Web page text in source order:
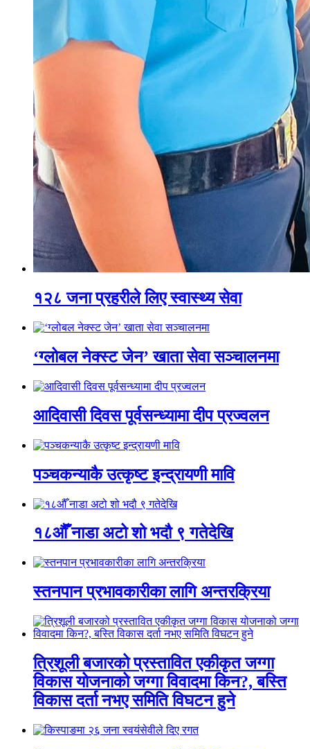
१२८ जना प्रहरीले लिए स्वास्थ्य सेवा
‘ग्लोबल नेक्स्ट जेन’ खाता सेवा सञ्चालनमा
आदिवासी दिवस पूर्वसन्ध्यामा दीप प्रज्वलन
पञ्चकन्याकै उत्कृष्ट इन्द्रायणी मावि
१८औँ नाडा अटो शो भदौ ९ गतेदेखि
स्तनपान प्रभावकारीका लागि अन्तरक्रिया
त्रिशूली बजारको प्रस्तावित एकीकृत जग्गा
विकास योजनाको जग्गा विवादमा किन?, बस्ति
विकास दर्ता नभए समिति विघटन हुने